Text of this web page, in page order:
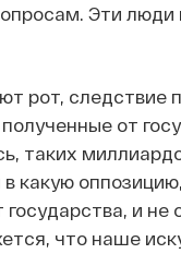
Эти люди
рот, следствие
от
таких
какую
и не
что наше